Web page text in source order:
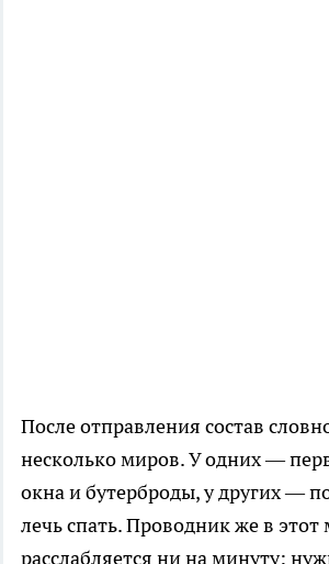
После отправления состав
несколько миров. У одних —
окна и бутерброды, у других —
лечь спать. Проводник же в
расслабляется ни на минуту: